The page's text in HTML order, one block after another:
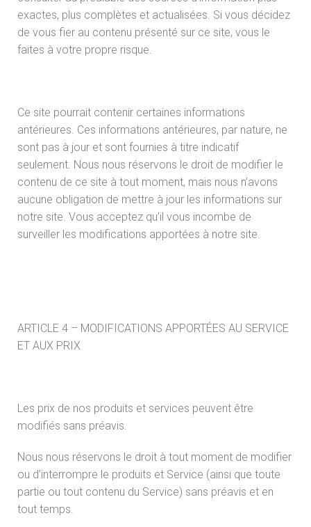
exactes, plus complètes et actualisées. Si vous décidez
de vous fier au contenu présenté sur ce site, vous le
faites à votre propre risque.
Ce site pourrait contenir certaines informations
antérieures. Ces informations antérieures, par nature, ne
sont pas à jour et sont fournies à titre indicatif
seulement. Nous nous réservons le droit de modifier le
contenu de ce site à tout moment, mais nous n’avons
aucune obligation de mettre à jour les informations sur
notre site. Vous acceptez qu’il vous incombe de
surveiller les modifications apportées à notre site.
ARTICLE 4 – MODIFICATIONS APPORTÉES AU SERVICE
ET AUX PRIX
Les prix de nos produits et services peuvent être
modifiés sans préavis.
Nous nous réservons le droit à tout moment de modifier
ou d’interrompre le produits et Service (ainsi que toute
partie ou tout contenu du Service) sans préavis et en
tout temps.